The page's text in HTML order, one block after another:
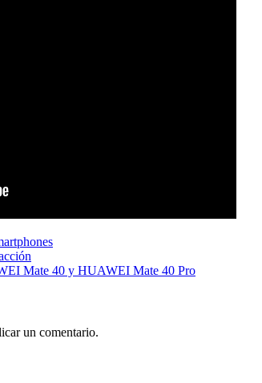
Mate 40 y HUAWEI Mate 40 Pro
un comentario.